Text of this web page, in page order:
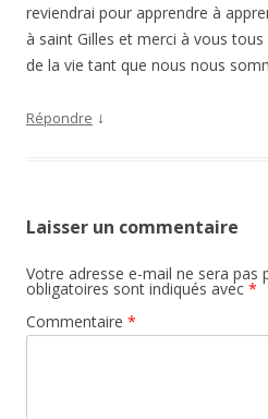
reviendrai pour apprendre à
à saint Gilles et merci à vous
de la vie tant que nous nous
Répondre ↓
Laisser un commentaire
Votre adresse e-mail ne sera pas
obligatoires sont indiqués avec *
Commentaire *